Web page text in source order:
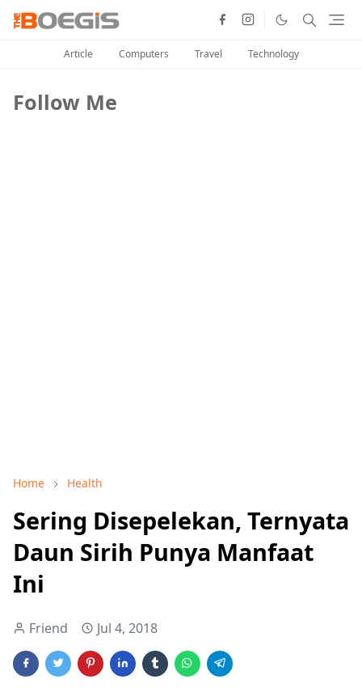
Article Computers Travel Technology
Follow Me
Home Health
Sering Disepelekan, Ternyata
Daun Sirih Punya Manfaat
Ini
Friend Jul 4, 2018